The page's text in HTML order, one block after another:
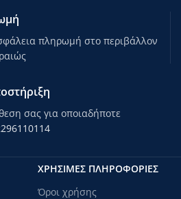
μεγαλύτερη απόδοση κατά την
λαιμό και στο τιμόνι του
ποδηλάτου. O ειδικά ενισχυμένος
σκελετός των ποδηλάτων Alpina, τα
καθιστά ανθεκτικότερα στους
rnrn
Λόγω της αυξημένης ζήτησης
πληρωμή στο περιβάλλον
σας για οποιαδήποτε
ΧΡΗΣΙΜΕΣ ΠΛΗΡΟΦΟΡΙΕΣ
Όροι χρήσης